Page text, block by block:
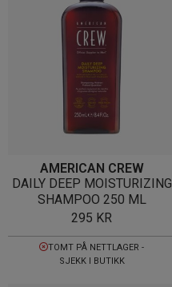
AMERICAN CREW
DAILY DEEP MOISTURIZING
SHAMPOO 250 ML
295 KR
TOMT PÅ NETTLAGER -
SJEKK I BUTIKK